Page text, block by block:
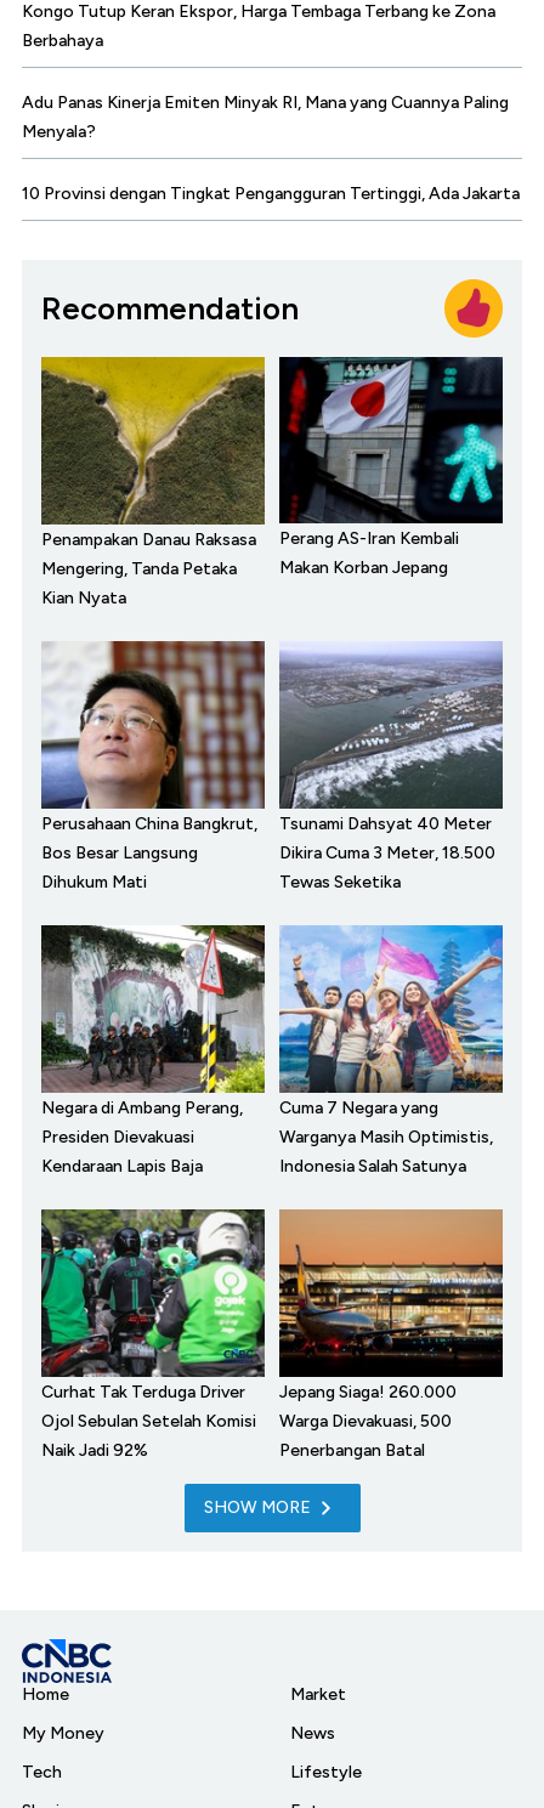
Kongo Tutup Keran Ekspor, Harga Tembaga Terbang ke Zona
Berbahaya
Adu Panas Kinerja Emiten Minyak RI, Mana yang Cuannya Paling
Menyala?
10 Provinsi dengan Tingkat Pengangguran Tertinggi, Ada Jakarta
Recommendation
Penampakan Danau Raksasa
Mengering, Tanda Petaka
Kian Nyata
Perang AS-Iran Kembali
Makan Korban Jepang
Perusahaan China Bangkrut,
Bos Besar Langsung
Dihukum Mati
Tsunami Dahsyat 40 Meter
Dikira Cuma 3 Meter, 18.500
Tewas Seketika
Negara di Ambang Perang,
Presiden Dievakuasi
Kendaraan Lapis Baja
Cuma 7 Negara yang
Warganya Masih Optimistis,
Indonesia Salah Satunya
Curhat Tak Terduga Driver
Ojol Sebulan Setelah Komisi
Naik Jadi 92%
Jepang Siaga! 260.000
Warga Dievakuasi, 500
Penerbangan Batal
SHOW MORE
Home
My Money
Tech
Market
News
Lifestyle